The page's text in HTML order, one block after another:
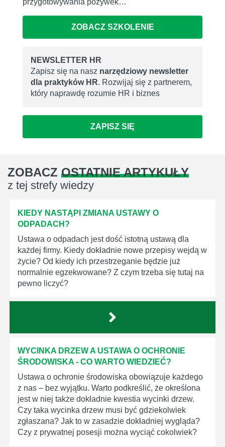
ZOBACZ SZKOLENIE
NEWSLETTER HR
Zapisz się na nasz narzędziowy newsletter
dla praktyków HR. Rozwijaj się z partnerem,
który naprawdę rozumie HR i biznes
ZAPISZ SIĘ
ZOBACZ OSTATNIE ARTYKUŁY
z tej strefy wiedzy
KIEDY NASTĄPI ZMIANA USTAWY O
ODPADACH?
Ustawa o odpadach jest dość istotną ustawą dla
każdej firmy. Kiedy dokładnie nowe przepisy wejdą w
życie? Od kiedy ich przestrzeganie będzie już
normalnie egzekwowane? Z czym trzeba się tutaj na
pewno liczyć?
WYCINKA DRZEW A USTAWA O OCHRONIE
ŚRODOWISKA - CO WARTO WIEDZIEĆ?
Ustawa o ochronie środowiska obowiązuje każdego
z nas – bez wyjątku. Warto podkreślić, że określona
jest w niej także dokładnie kwestia wycinki drzew.
Czy taka wycinka drzew musi być gdziekolwiek
zgłaszana? Jak to w zasadzie dokładniej wygląda?
Czy z prywatnej posesji można wyciąć cokolwiek?